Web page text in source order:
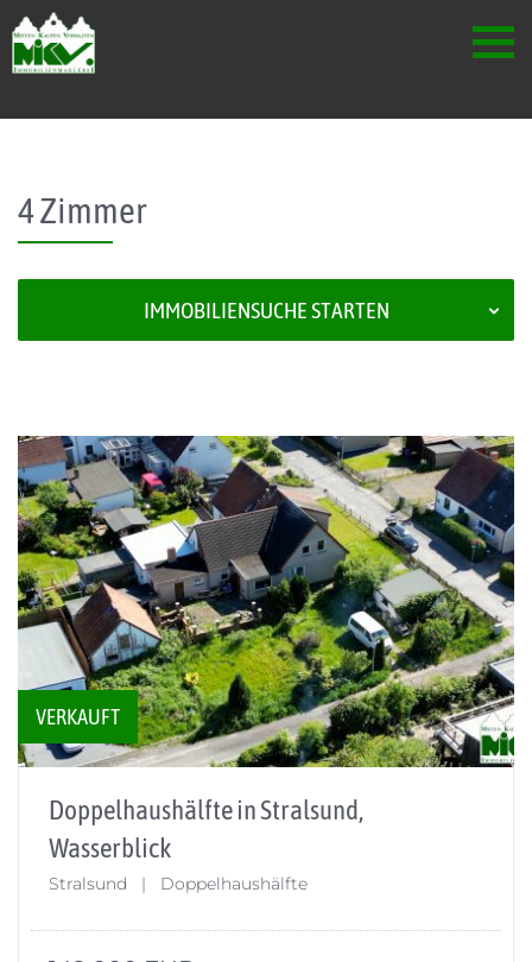
Skip to content
4 Zimmer
IMMOBILIENSUCHE STARTEN
VERKAUFT
Doppelhaushälfte in Stralsund,
Wasserblick
Stralsund | Doppelhaushälfte